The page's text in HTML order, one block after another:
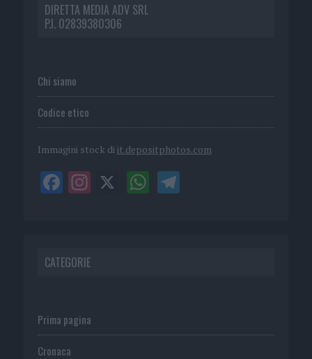
DIRETTA MEDIA ADV SRL
P.I. 02839380306
Chi siamo
Codice etico
Immagini stock di it.depositphotos.com
CATEGORIE
Prima pagina
Cronaca